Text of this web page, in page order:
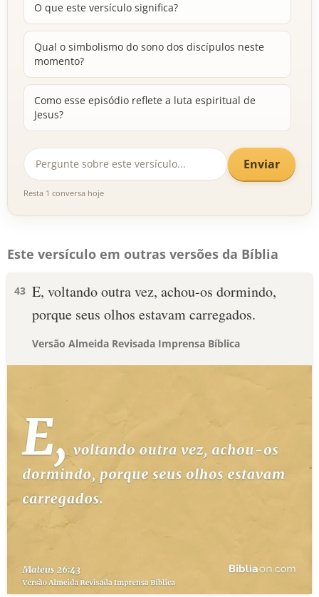
O que este versículo significa?
Qual o simbolismo do sono dos discípulos neste
momento?
Como esse episódio reflete a luta espiritual de
Jesus?
Enviar
Resta 1 conversa hoje
Este versículo em outras versões da Bíblia
43 E, voltando outra vez, achou-os dormindo,
porque seus olhos estavam carregados.
Versão Almeida Revisada Imprensa Bíblica